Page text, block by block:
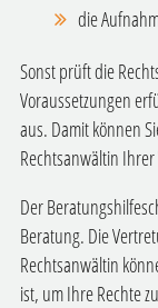
die
Sonst prüft die
Voraussetzungen
aus. Damit können
Rechtsanwältin
Der
Beratung. Die
Rechtsanwältin
ist, um Ihre Rechte